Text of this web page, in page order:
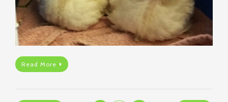
Read More